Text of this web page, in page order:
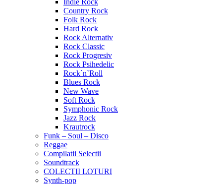
Indie Rock
Country Rock
Folk Rock
Hard Rock
Rock Alternativ
Rock Classic
Rock Progresiv
Rock Psihedelic
Rock`n`Roll
Blues Rock
New Wave
Soft Rock
Symphonic Rock
Jazz Rock
Krautrock
Funk – Soul – Disco
Reggae
Compilatii Selectii
Soundtrack
COLECTII LOTURI
Synth-pop